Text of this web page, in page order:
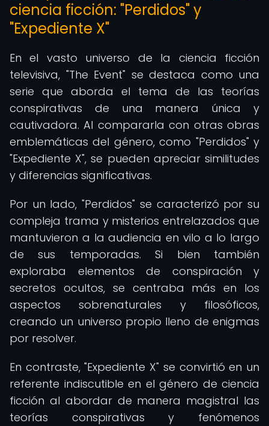
ciencia ficción: "Perdidos" y
"Expediente X"
En el vasto universo de la ciencia ficción
televisiva, "The Event" se destaca como una
serie que aborda el tema de las teorías
conspirativas de una manera única y
cautivadora. Al compararla con otras obras
emblemáticas del género, como "Perdidos" y
"Expediente X", se pueden apreciar similitudes
y diferencias significativas.
Por un lado, "Perdidos" se caracterizó por su
compleja trama y misterios entrelazados que
mantuvieron a la audiencia en vilo a lo largo
de sus temporadas. Si bien también
exploraba elementos de conspiración y
secretos ocultos, se centraba más en los
aspectos sobrenaturales y filosóficos,
creando un universo propio lleno de enigmas
por resolver.
En contraste, "Expediente X" se convirtió en un
referente indiscutible en el género de ciencia
ficción al abordar de manera magistral las
teorías conspirativas y fenómenos